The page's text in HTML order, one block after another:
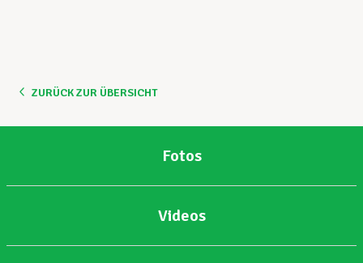
ZURÜCK ZUR ÜBERSICHT
Fotos
Videos